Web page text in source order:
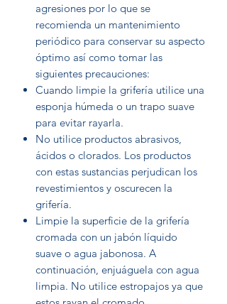
agresiones por lo que se
recomienda un mantenimiento
periódico para conservar su aspecto
óptimo así como tomar las
siguientes precauciones:
Cuando limpie la grifería utilice una
esponja húmeda o un trapo suave
para evitar rayarla.
No utilice productos abrasivos,
ácidos o clorados. Los productos
con estas sustancias perjudican los
revestimientos y oscurecen la
grifería.
Limpie la superficie de la grifería
cromada con un jabón líquido
suave o agua jabonosa. A
continuación, enjuáguela con agua
limpia. No utilice estropajos ya que